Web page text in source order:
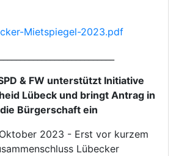
Mietspiegel-2023.pdf
& FW unterstützt Initiative
Lübeck und bringt Antrag in
die Bürgerschaft ein
2023 - Erst vor kurzem
Lübecker